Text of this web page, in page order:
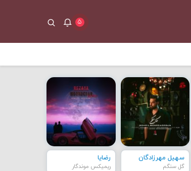
۵
سهیل مهرزادگان
گل سنگم
رضایا
ریمیکس موندگار